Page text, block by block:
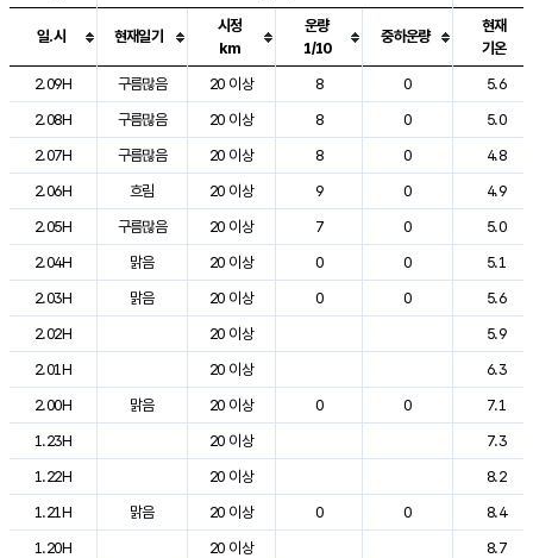
도시별 기상실황표로 지점, 날씨, 기온, 강수, 바람, 기압등을 안내한 표입
일.시 현재일기
시정
km
운량
1/10
중하운량
현재
기온
2.09H
구름많음 20 이상 8 0
5.6
2.08H
구름많음 20 이상 8 0
5.0
2.07H
구름많음 20 이상 8 0
4.8
2.06H
흐림 20 이상 9 0
4.9
2.05H
구름많음 20 이상 7 0
5.0
2.04H
맑음 20 이상 0 0
5.1
2.03H
맑음 20 이상 0 0
5.6
2.02H
20 이상
5.9
2.01H
20 이상
6.3
2.00H
맑음 20 이상 0 0
7.1
1.23H
20 이상
7.3
1.22H
20 이상
8.2
1.21H
맑음 20 이상 0 0
8.4
1.20H
20 이상
8.7